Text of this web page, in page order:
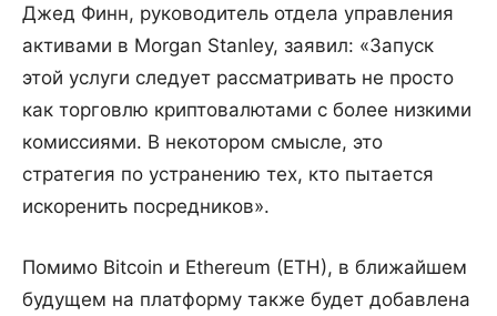
Джед Финн, руководитель отдела управления
активами в Morgan Stanley, заявил: «Запуск
этой услуги следует рассматривать не просто
как торговлю криптовалютами с более низкими
комиссиями. В некотором смысле, это
стратегия по устранению тех, кто пытается
искоренить посредников».
Помимо Bitcoin и Ethereum (ETH), в ближайшем
будущем на платформу также будет добавлена